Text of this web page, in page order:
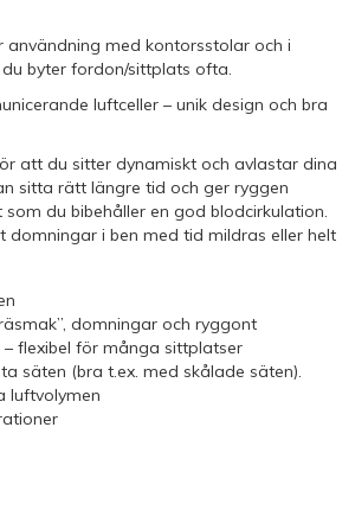
användning med kontorsstolar och i
byter fordon/sittplats ofta.
luftceller – unik design och bra
att du sitter dynamiskt och avlastar dina
sitta rätt längre tid och ger ryggen
du bibehåller en god blodcirkulation.
domningar i ben med tid mildras eller helt
domningar och ryggont
flexibel för många sittplatser
säten (bra t.ex. med skålade säten).
luftvolymen